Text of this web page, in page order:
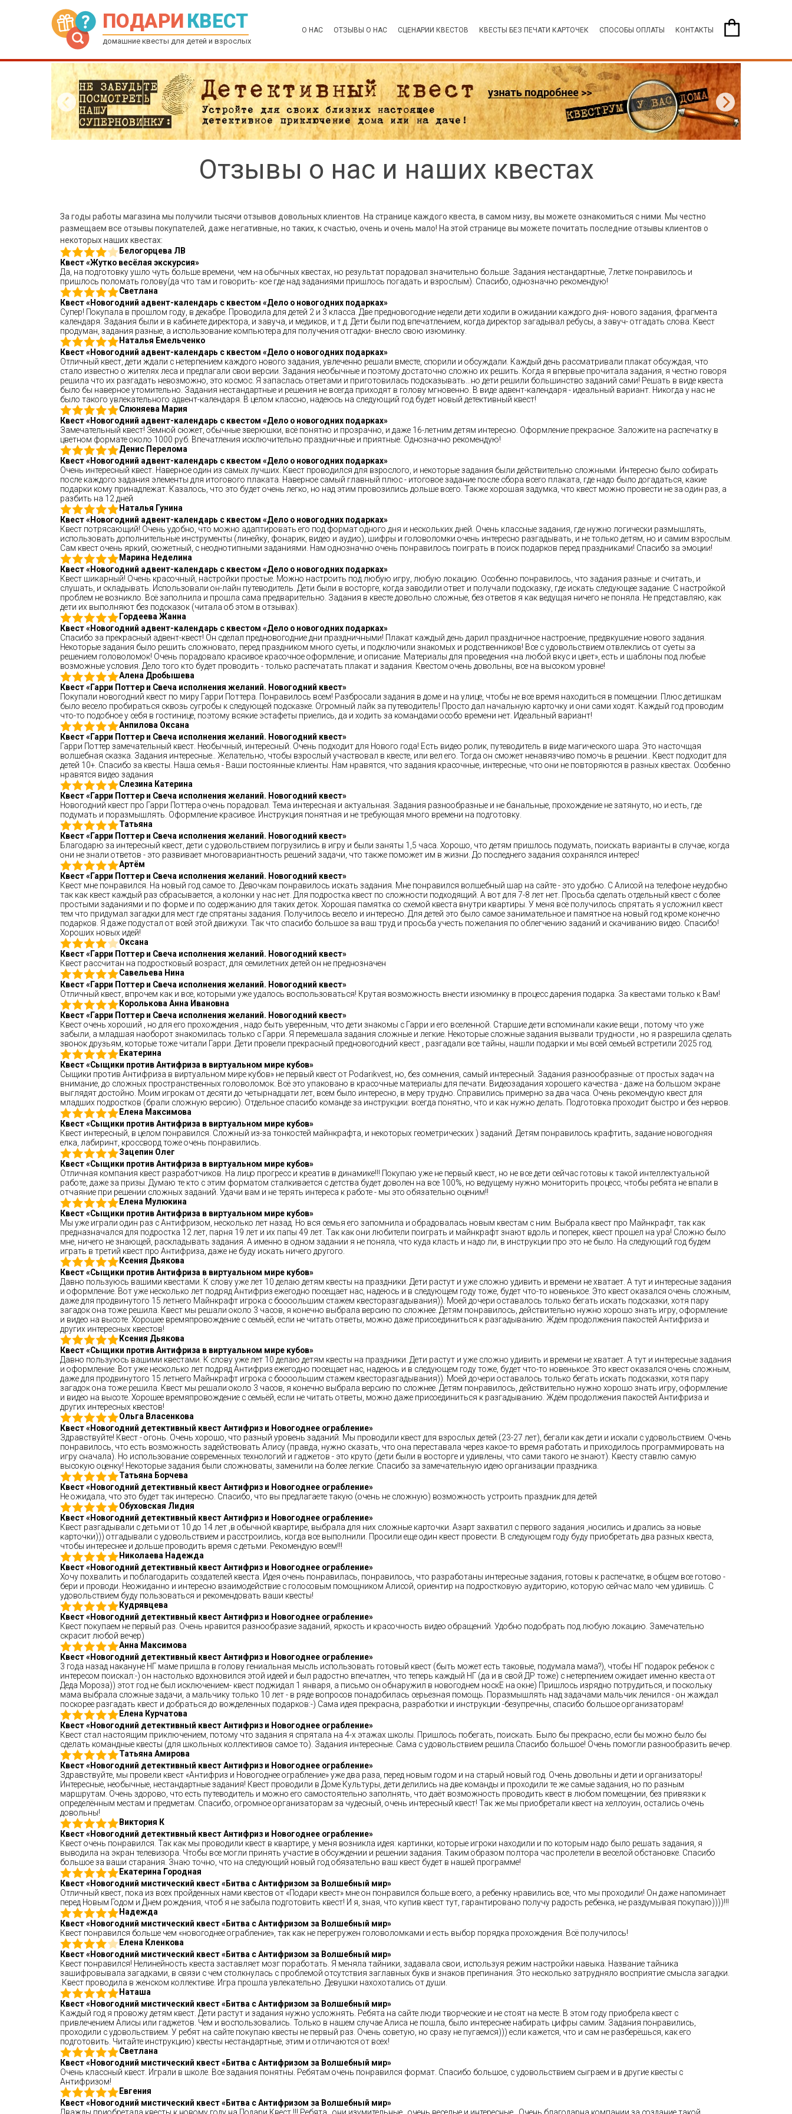
ПОДАРИ КВЕСТ
домашние квесты для детей и взрослых
О НАС ОТЗЫВЫ О НАС СЦЕНАРИИ КВЕСТОВ КВЕСТЫ БЕЗ ПЕЧАТИ КАРТОЧЕК СПОСОБЫ ОПЛАТЫ КОНТАКТЫ
Отзывы о нас и наших квестах
За годы работы магазина мы получили тысячи отзывов довольных клиентов. На странице каждого квеста, в самом низу, вы можете ознакомиться с ними. Мы честно
размещаем все отзывы покупателей, даже негативные, но таких, к счастью, очень и очень мало! На этой странице вы можете почитать последние отзывы клиентов о
некоторых наших квестах:
Белогорцева ЛВ
Квест «Жутко весёлая экскурсия»
Да, на подготовку ушло чуть больше времени, чем на обычных квестах, но результат порадовал значительно больше. Задания нестандартные, 7летке понравилось и
пришлось поломать голову(да что там и говорить- кое где над заданиями пришлось погадать и взрослым). Спасибо, однозначно рекомендую!
Светлана
Квест «Новогодний адвент-календарь с квестом «Дело о новогодних подарках»
Супер! Покупала в прошлом году, в декабре. Проводила для детей 2 и 3 класса. Две предновогодние недели дети ходили в ожидании каждого дня- нового задания, фрагмента
календаря. Задания были и в кабинете директора, и завуча, и медиков, и т.д. Дети были под впечатлением, когда директор загадывал ребусы, а завуч- отгадать слова. Квест
продуман, задания разные, а использование компьютера для получения отгадки- внесло свою изюминку.
Наталья Емельченко
Квест «Новогодний адвент-календарь с квестом «Дело о новогодних подарках»
Отличный квест, дети ждали с нетерпением каждого нового задания, увлеченно решали вместе, спорили и обсуждали. Каждый день рассматривали плакат обсуждая, что
стало известно о жителях леса и предлагали свои версии. Задания необычные и поэтому достаточно сложно их решить. Когда я впервые прочитала задания, я честно говоря
решила что их разгадать невозможно, это космос. Я запаслась ответами и приготовилась подсказывать...но дети решили большинство заданий сами! Решать в виде квеста
было бы наверное утомительно. Задания нестандартные и решения не всегда приходят в голову мгновенно. В виде адвент-календаря - идеальный вариант. Никогда у нас не
было такого увлекательного адвент-календаря. В целом классно, надеюсь на следующий год будет новый детективный квест!
Слюняева Мария
Квест «Новогодний адвент-календарь с квестом «Дело о новогодних подарках»
Замечательный квест! Земной сюжет, обычные зверюшки, всё понятно и прозрачно, и даже 16-летним детям интересно. Оформление прекрасное. Заложите на распечатку в
цветном формате около 1000 руб. Впечатления исключительно праздничные и приятные. Однозначно рекомендую!
Денис Перелома
Квест «Новогодний адвент-календарь с квестом «Дело о новогодних подарках»
Очень интересный квест. Наверное один из самых лучших. Квест проводился для взрослого, и некоторые задания были действительно сложными. Интересно было собирать
после каждого задания элементы для итогового плаката. Наверное самый главный плюс - итоговое задание после сбора всего плаката, где надо было догадаться, какие
подарки кому принадлежат. Казалось, что это будет очень легко, но над этим провозились дольше всего. Также хорошая задумка, что квест можно провести не за один раз, а
разбить на 12 дней
Наталья Гунина
Квест «Новогодний адвент-календарь с квестом «Дело о новогодних подарках»
Квест потрясающий! Очень удобно, что можно адаптировать его под формат одного дня и нескольких дней. Очень классные задания, где нужно логически размышлять,
использовать дополнительные инструменты (линейку, фонарик, видео и аудио), шифры и головоломки очень интересно разгадывать, и не только детям, но и самим взрослым.
Сам квест очень яркий, сюжетный, с неоднотипными заданиями. Нам однозначно очень понравилось поиграть в поиск подарков перед праздниками! Спасибо за эмоции!
Марина Неделина
Квест «Новогодний адвент-календарь с квестом «Дело о новогодних подарках»
Квест шикарный! Очень красочный, настройки простые. Можно настроить под любую игру, любую локацию. Особенно понравилось, что задания разные: и считать, и
слушать, и складывать. Использовали он-лайн путеводитель. Дети были в восторге, когда заводили ответ и получали подсказку, где искать следующее задание. С настройкой
проблем не возникло. Всё заполнила и прошла сама предварительно. Задания в квесте довольно сложные, без ответов я как ведущая ничего не поняла. Не представляю, как
дети их выполняют без подсказок (читала об этом в отзывах).
Гордеева Жанна
Квест «Новогодний адвент-календарь с квестом «Дело о новогодних подарках»
Спасибо за прекрасный адвент-квест! Он сделал предновогодние дни праздничными! Плакат каждый день дарил праздничное настроение, предвкушение нового задания.
Некоторые задания было решить сложновато, перед праздником много суеты, и подключили знакомых и родственников! Все с удовольствием отвлеклись от суеты за
решением головоломок! Очень порадовало красивое красочное оформление, и описание. Материалы для проведения «на любой вкус и цвет», есть и шаблоны под любые
возможные условия. Дело того кто будет проводить - только распечатать плакат и задания. Квестом очень довольны, все на высоком уровне!
Алена Дробышева
Квест «Гарри Поттер и Свеча исполнения желаний. Новогодний квест»
Покупали новогодний квест по миру Гарри Поттера. Понравилось всем! Разбросали задания в доме и на улице, чтобы не все время находиться в помещении. Плюс детишкам
было весело пробираться сквозь сугробы к следующей подсказке. Огромный лайк за путеводитель! Просто дал начальную карточку и они сами ходят. Каждый год проводим
что-то подобное у себя в гостинице, поэтому всякие эстафеты приелись, да и ходить за командами особо времени нет. Идеальный вариант!
Анпилова Оксана
Квест «Гарри Поттер и Свеча исполнения желаний. Новогодний квест»
Гарри Поттер замечательный квест. Необычный, интересный. Очень подходит для Нового года! Есть видео ролик, путеводитель в виде магического шара. Это насточщая
волшебная сказка. Задания интересные.. Желательно, чтобы взрослый участвовал в квесте, или вел его. Тогда он сможет ненавязчиво помочь в решении.. Квест подходит для
детей 10+. Спасибо за квесты. Наша семья - Ваши постоянные клиенты. Нам нравятся, что задания красочные, интересные, что они не повторяются в разных квестах. Особенно
нравятся видео задания
Слезина Катерина
Квест «Гарри Поттер и Свеча исполнения желаний. Новогодний квест»
Новогодний квест про Гарри Поттера очень порадовал. Тема интересная и актуальная. Задания разнообразные и не банальные, прохождение не затянуто, но и есть, где
подумать и поразмышлять. Оформление красивое. Инструкция понятная и не требующая много времени на подготовку.
Татьяна
Квест «Гарри Поттер и Свеча исполнения желаний. Новогодний квест»
Благодарю за интересный квест, дети с удовольствием погрузились в игру и были заняты 1,5 часа. Хорошо, что детям пришлось подумать, поискать варианты в случае, когда
они не знали ответов - это развивает многовариантность решений задачи, что также поможет им в жизни. До последнего задания сохранялся интерес!
Артём
Квест «Гарри Поттер и Свеча исполнения желаний. Новогодний квест»
Квест мне понравился. На новый год самое то. Девочкам понравилось искать задания. Мне понравился волшебный шар на сайте - это удобно. С Алисой на телефоне неудобно
так как квест каждый раз сбрасывается, а колонки у нас нет. Для подростка квест по сложности подходящий. А вот для 7-8 лет нет. Просьба сделать отдельный квест с более
простыми заданиями и по форме и по содержанию для таких деток. Хорошая памятка со схемой квеста внутри квартиры. У меня всё получилось спрятать я усложнил квест
тем что придумал загадки для мест где спрятаны задания. Получилось весело и интересно. Для детей это было самое занимательное и памятное на новый год кроме конечно
подарков. Я даже подустал от всей этой движухи. Так что спасибо большое за ваш труд и просьба учесть пожелания по облегчению заданий и скачиванию видео. Спасибо!
Хороших новых идей!
Оксана
Квест «Гарри Поттер и Свеча исполнения желаний. Новогодний квест»
Квест рассчитан на подростковый возраст, для семилетних детей он не преднозначен
Савельева Нина
Квест «Гарри Поттер и Свеча исполнения желаний. Новогодний квест»
Отличный квест, впрочем как и все, которыми уже удалось воспользоваться! Крутая возможность внести изюминку в процесс дарения подарка. За квестами только к Вам!
Королькова Анна Ивановна
Квест «Гарри Поттер и Свеча исполнения желаний. Новогодний квест»
Квест очень хороший , но для его прохождения , надо быть уверенным, что дети знакомы с Гарри и его вселенной. Старшие дети вспоминали какие вещи , потому что уже
забыли, а младшая наоборот знакомилась только с Гарри. Я перемешала задания сложные и легкие. Некоторые сложные задания вызвали трудности , но я разрешила сделать
звонок друзьям, которые тоже читали Гарри. Дети провели прекрасный предновогодний квест , разгадали все тайны, нашли подарки и мы всей семьей встретили 2025 год.
Екатерина
Квест «Сыщики против Антифриза в виртуальном мире кубов»
Сыщики против Антифриза в виртуальном мире кубов» не первый квест от Podarikvest, но, без сомнения, самый интересный. Задания разнообразные: от простых задач на
внимание, до сложных пространственных головоломок. Всё это упаковано в красочные материалы для печати. Видеозадания хорошего качества - даже на большом экране
выглядят достойно. Моим игрокам от десяти до четырнадцати лет, всем было интересно, в меру трудно. Справились примерно за два часа. Очень рекомендую квест для
младших подростков (брали сложную версию). Отдельное спасибо команде за инструкции: всегда понятно, что и как нужно делать. Подготовка проходит быстро и без нервов.
Елена Максимова
Квест «Сыщики против Антифриза в виртуальном мире кубов»
Квест интересный, в целом понравился. Сложный из-за тонкостей майнкрафта, и некоторых геометрических ) заданий. Детям понравилось крафтить, задание новогодняя
елка, лабиринт, кроссворд тоже очень понравились.
Зацепин Олег
Квест «Сыщики против Антифриза в виртуальном мире кубов»
Отличная компания квест разработчиков. На лицо прогресс и креатив в динамике!!! Покупаю уже не первый квест, но не все дети сейчас готовы к такой интеллектуальной
работе, даже за призы. Думаю те кто с этим форматом сталкивается с детства будет доволен на все 100%, но ведущему нужно мониторить процесс, чтобы ребята не впали в
отчаяние при решении сложных заданий. Удачи вам и не терять интереса к работе - мы это обязательно оценим!!
Елена Мулюкина
Квест «Сыщики против Антифриза в виртуальном мире кубов»
Мы уже играли один раз с Антифризом, несколько лет назад. Но вся семья его запомнила и обрадовалась новым квестам с ним. Выбрала квест про Майнкрафт, так как
предназначался для подростка 12 лет, парня 19 лет и их папы 49 лет. Так как они любители поиграть и майнкрафт знают вдоль и поперек, квест прошел на ура! Сложно было
мне, ничего не знающей, раскладывать задания. А именно в одном задании я не поняла, что куда класть и надо ли, в инструкции про это не было. На следующий год будем
играть в третий квест про Антифриза, даже не буду искать ничего другого.
Ксения Дьякова
Квест «Сыщики против Антифриза в виртуальном мире кубов»
Давно пользуюсь вашими квестами. К слову уже лет 10 делаю детям квесты на праздники. Дети растут и уже сложно удивить и времени не хватает. А тут и интересные задания
и оформление. Вот уже несколько лет подряд Антифриз ежегодно посещает нас, надеюсь и в следующем году тоже, будет что-то новенькое. Это квест оказался очень сложным,
даже для продвинутого 15 летнего Майнкрафт игрока с боооольшим стажем квесторазгадывания)). Моей дочери оставалось только бегать искать подсказки, хотя пару
загадок она тоже решила. Квест мы решали около 3 часов, я конечно выбрала версию по сложнее. Детям понравилось, действительно нужно хорошо знать игру, оформление
и видео на высоте. Хорошее времяпровождение с семьёй, если не читать ответы, можно даже присоединиться к разгадыванию. Ждём продолжения пакостей Антифриза и
других интересных квестов!
Ксения Дьякова
Квест «Сыщики против Антифриза в виртуальном мире кубов»
Давно пользуюсь вашими квестами. К слову уже лет 10 делаю детям квесты на праздники. Дети растут и уже сложно удивить и времени не хватает. А тут и интересные задания
и оформление. Вот уже несколько лет подряд Антифриз ежегодно посещает нас, надеюсь и в следующем году тоже, будет что-то новенькое. Это квест оказался очень сложным,
даже для продвинутого 15 летнего Майнкрафт игрока с боооольшим стажем квесторазгадывания)). Моей дочери оставалось только бегать искать подсказки, хотя пару
загадок она тоже решила. Квест мы решали около 3 часов, я конечно выбрала версию по сложнее. Детям понравилось, действительно нужно хорошо знать игру, оформление
и видео на высоте. Хорошее времяпровождение с семьёй, если не читать ответы, можно даже присоединиться к разгадыванию. Ждём продолжения пакостей Антифриза и
других интересных квестов!
Ольга Власенкова
Квест «Новогодний детективный квест Антифриз и Новогоднее ограбление»
Здравствуйте! Квест - огонь. Очень хорошо, что разный уровень заданий. Мы проводили квест для взрослых детей (23-27 лет), бегали как дети и искали с удовольствием. Очень
понравилось, что есть возможность задействовать Алису (правда, нужно сказать, что она переставала через какое-то время работать и приходилось программировать на
игру сначала). Но использование современных технологий и гаджетов - это круто (дети были в восторге и удивлены, что сами такого не знают). Квесту ставлю самую
высокую оценку! Некоторые задания были сложноваты, заменили на более легкие. Спасибо за замечательную идею организации праздника.
Татьяна Борчева
Квест «Новогодний детективный квест Антифриз и Новогоднее ограбление»
Не ожидала, что это будет так интересно. Спасибо, что вы предлагаете такую (очень не сложную) возможность устроить праздник для детей
Обуховская Лидия
Квест «Новогодний детективный квест Антифриз и Новогоднее ограбление»
Квест разгадывали с детьми от 10 до 14 лет ,в обычной квартире, выбрала для них сложные карточки. Азарт захватил с первого задания ,носились и дрались за новые
карточки))) отгадывали с удовольствием и расстроились, когда все выполнили. Просили еще один квест провести. В следующем году буду приобретать два разных квеста,
чтобы интереснее и дольше проводить время с детьми. Рекомендую всем!!!
Николаева Надежда
Квест «Новогодний детективный квест Антифриз и Новогоднее ограбление»
Хочу похвалить и поблагодарить создателей квеста. Идея очень понравилась, понравилось, что разработаны интересные задания, готовы к распечатке, в общем все готово -
бери и проводи. Неожиданно и интересно взаимодействие с голосовым помощником Алисой, ориентир на подростковую аудиторию, которую сейчас мало чем удивишь. С
удовольствием буду пользоваться и рекомендовать ваши квесты!
Кудрявцева
Квест «Новогодний детективный квест Антифриз и Новогоднее ограбление»
Квест покупаем не первый раз. Очень нравится разнообразие заданий, яркость и красочность видео обращений. Удобно подобрать под любую локацию. Замечательно
скрасит любой вечер)
Анна Максимова
Квест «Новогодний детективный квест Антифриз и Новогоднее ограбление»
3 года назад накануне НГ маме пришла в голову гениальная мысль использовать готовый квест (быть может есть таковые, подумала мама?), чтобы НГ подарок ребенок с
интересом поискал:-) он настолько вдохновился этой идеей и был радостно впечатлен, что теперь каждый НГ (да и в свой ДР тоже) с нетерпением ожидает именно квеста от
Деда Мороза)) этот год не был исключением- квест поджидал 1 января, а письмо он обнаружил в новогоднем носкЕ на окне) Пришлось изрядно потрудиться, и поскольку
мама выбрала сложные задачи, а мальчику только 10 лет - в ряде вопросов понадобилась серьезная помощь. Поразмышлять над задачами мальчик ленился - он жаждал
поскорее разгадать квест и добраться до вожделенных подарков:-) Сама идея прекрасна, разработки и инструкции -безупречны, спасибо большое организаторам!
Елена Курчатова
Квест «Новогодний детективный квест Антифриз и Новогоднее ограбление»
Квест стал настоящим приключением, потому что задания я спрятала на 4-х этажах школы. Пришлось побегать, поискать. Было бы прекрасно, если бы можно было бы
сделать командные квесты (для школьных коллективов самое то). Задания интересные. Сама с удовольствием решила.Спасибо большое! Очень помогли разнообразить вечер.
Татьяна Амирова
Квест «Новогодний детективный квест Антифриз и Новогоднее ограбление»
Здравствуйте, мы провели квест «Антифриз и Новогоднее ограбление» уже два раза, перед новым годом и на старый новый год. Очень довольны и дети и организаторы!
Интересные, необычные, нестандартные задания! Квест проводили в Доме Культуры, дети делились на две команды и проходили те же самые задания, но по разным
маршрутам. Очень здорово, что есть путеводитель и можно его самостоятельно заполнять, что даёт возможность проводить квест в любом помещении, без привязки к
определённым местам и предметам. Спасибо, огромное организаторам за чудесный, очень интересный квест! Так же мы приобретали квест на хеллоуин, остались очень
довольны!
Виктория К
Квест «Новогодний детективный квест Антифриз и Новогоднее ограбление»
Квест очень понравился. Так как мы проводили квест в квартире, у меня возникла идея: картинки, которые игроки находили и по которым надо было решать задания, я
выводила на экран телевизора. Чтобы все могли принять участие в обсуждении и решении задания. Таким образом полтора час пролетели в веселой обстановке. Спасибо
большое за ваши старания. Знаю точно, что на следующий новый год обязательно ваш квест будет в нашей программе!
Екатерина Городная
Квест «Новогодний мистический квест «Битва с Антифризом за Волшебный мир»
Отличный квест, пока из всех пройденных нами квестов от «Подари квест» мне он понравился больше всего, а ребенку нравились все, что мы проходили! Он даже напоминает
перед Новым Годом и Днем рождения, чтоб я не забыла подготовить квест! И я, зная, что купив квест тут, гарантировано получу радость ребенка, не раздумывая покупаю))))!!!
Надежда
Квест «Новогодний мистический квест «Битва с Антифризом за Волшебный мир»
Квест понравился больше чем «новогоднее ограбление», так как не перегружен головоломками и есть выбор порядка прохождения. Всё получилось!
Елена Кленкова
Квест «Новогодний мистический квест «Битва с Антифризом за Волшебный мир»
Квест понравился! Нелинейность квеста заставляет мозг поработать. Я меняла тайники, задавала свои, используя режим настройки навыка. Название тайника
зашифровывала загадками, в связи с чем столкнулась с проблемой отсутствия заглавных букв и знаков препинания. Это несколько затрудняло восприятие смысла загадки.
.Квест проводила в женском коллективе. Игра прошла увлекательно. Девушки нахохотались от души.
Наташа
Квест «Новогодний мистический квест «Битва с Антифризом за Волшебный мир»
Каждый год я провожу детям квест. Дети растут и задания нужно усложнять. Ребята на сайте люди творческие и не стоят на месте. В этом году приобрела квест с
привлечением Алисы или гаджетов. Чем и воспользовались. Только в нашем случае Алиса не пошла, было интереснее набирать цифры самим. Задания понравились,
проходили с удовольствием. У ребят на сайте покупаю квесты не первый раз. Очень советую, но сразу не пугаемся))) если кажется, что и сам не разберёшься, как его
подготовить. Читайте инструкцию) квесты нестандартные, этим и отличаются от всех!
Светлана
Квест «Новогодний мистический квест «Битва с Антифризом за Волшебный мир»
Очень классный квест. Играли в школе. Все задания понятны. Ребятам очень понравился формат. Спасибо большое, с удовольствием сыграем и в другие квесты с
Антифризом!
Евгения
Квест «Новогодний мистический квест «Битва с Антифризом за Волшебный мир»